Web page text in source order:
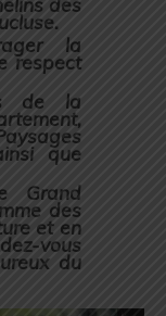
des
la
respect
de la
que
Grand
des
et en
vous
du